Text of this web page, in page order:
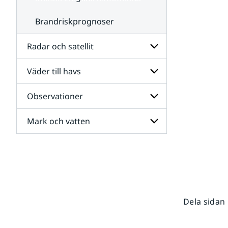
Brandriskprognoser
Radar och satellit
Undersidor
för
Radar
och
satellit
Väder till havs
Undersidor
för
Väder
till
havs
Observationer
Undersidor
för
Mark och vatten
Dela sidan